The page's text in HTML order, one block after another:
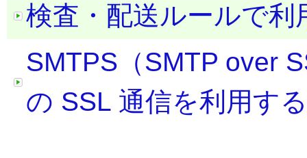
検査・配送ルールで
SMTPS（SMTP over
の SSL 通信を利用す